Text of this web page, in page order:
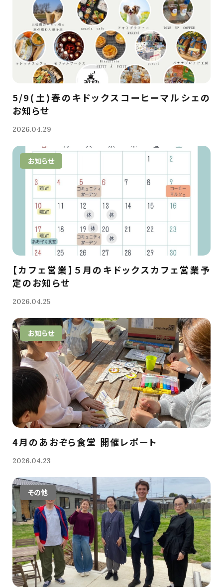
5/9(土)春のキドックスコーヒーマルシェの
お知らせ
2026.04.29
お知らせ
【カフェ営業】５月のキドックスカフェ営業予
定のお知らせ
2026.04.25
お知らせ
4月のあおぞら食堂 開催レポート
2026.04.23
その他